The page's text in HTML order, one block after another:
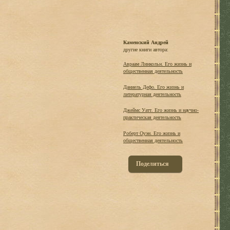
Каменский Андрей
другие книги автора:
Авраам Линкольн. Его жизнь и
общественная деятельность
Даниель Дефо. Его жизнь и
литературная деятельность
Джеймс Уатт. Его жизнь и научно-
практическая деятельность
Роберт Оуэн. Его жизнь и
общественная деятельность
Поделиться